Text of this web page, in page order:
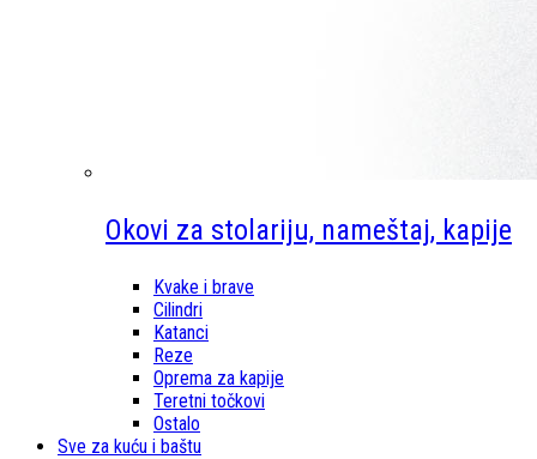
Okovi za stolariju, nameštaj, kapije
Kvake i brave
Cilindri
Katanci
Reze
Oprema za kapije
Teretni točkovi
Ostalo
Sve za kuću i baštu